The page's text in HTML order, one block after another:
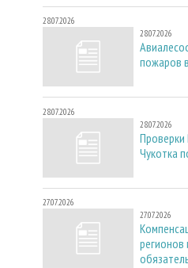
28.07.2026
28.07.2026
пожаров
28.07.2026
28.07.2026
Проверки
Чукотка
27.07.2026
27.07.2026
регионов